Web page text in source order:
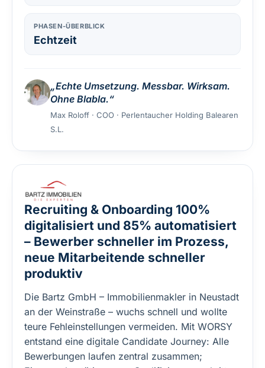
PHASEN-ÜBERBLICK
Echtzeit
„Echte Umsetzung. Messbar. Wirksam.
Ohne Blabla.“
Max Roloff · COO · Perlentaucher Holding Balearen
S.L.
Recruiting & Onboarding 100%
digitalisiert und 85% automatisiert
– Bewerber schneller im Prozess,
neue Mitarbeitende schneller
produktiv
Die Bartz GmbH – Immobilienmakler in Neustadt
an der Weinstraße – wuchs schnell und wollte
teure Fehleinstellungen vermeiden. Mit WORSY
entstand eine digitale Candidate Journey: Alle
Bewerbungen laufen zentral zusammen;